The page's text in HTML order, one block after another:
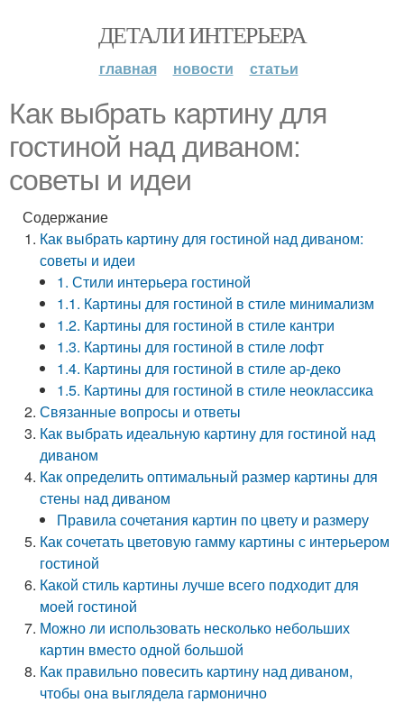
ДЕТАЛИ ИНТЕРЬЕРА
главная новости статьи
Как выбрать картину для
гостиной над диваном:
советы и идеи
Содержание
Как выбрать картину для гостиной над диваном:
советы и идеи
1. Стили интерьера гостиной
1.1. Картины для гостиной в стиле минимализм
1.2. Картины для гостиной в стиле кантри
1.3. Картины для гостиной в стиле лофт
1.4. Картины для гостиной в стиле ар-деко
1.5. Картины для гостиной в стиле неоклассика
Связанные вопросы и ответы
Как выбрать идеальную картину для гостиной над
диваном
Как определить оптимальный размер картины для
стены над диваном
Правила сочетания картин по цвету и размеру
Как сочетать цветовую гамму картины с интерьером
гостиной
Какой стиль картины лучше всего подходит для
моей гостиной
Можно ли использовать несколько небольших
картин вместо одной большой
Как правильно повесить картину над диваном,
чтобы она выглядела гармонично